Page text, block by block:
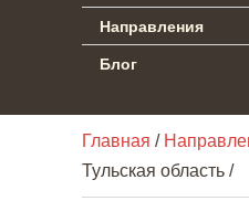
Направления
Блог
Главная /
Тульская область /